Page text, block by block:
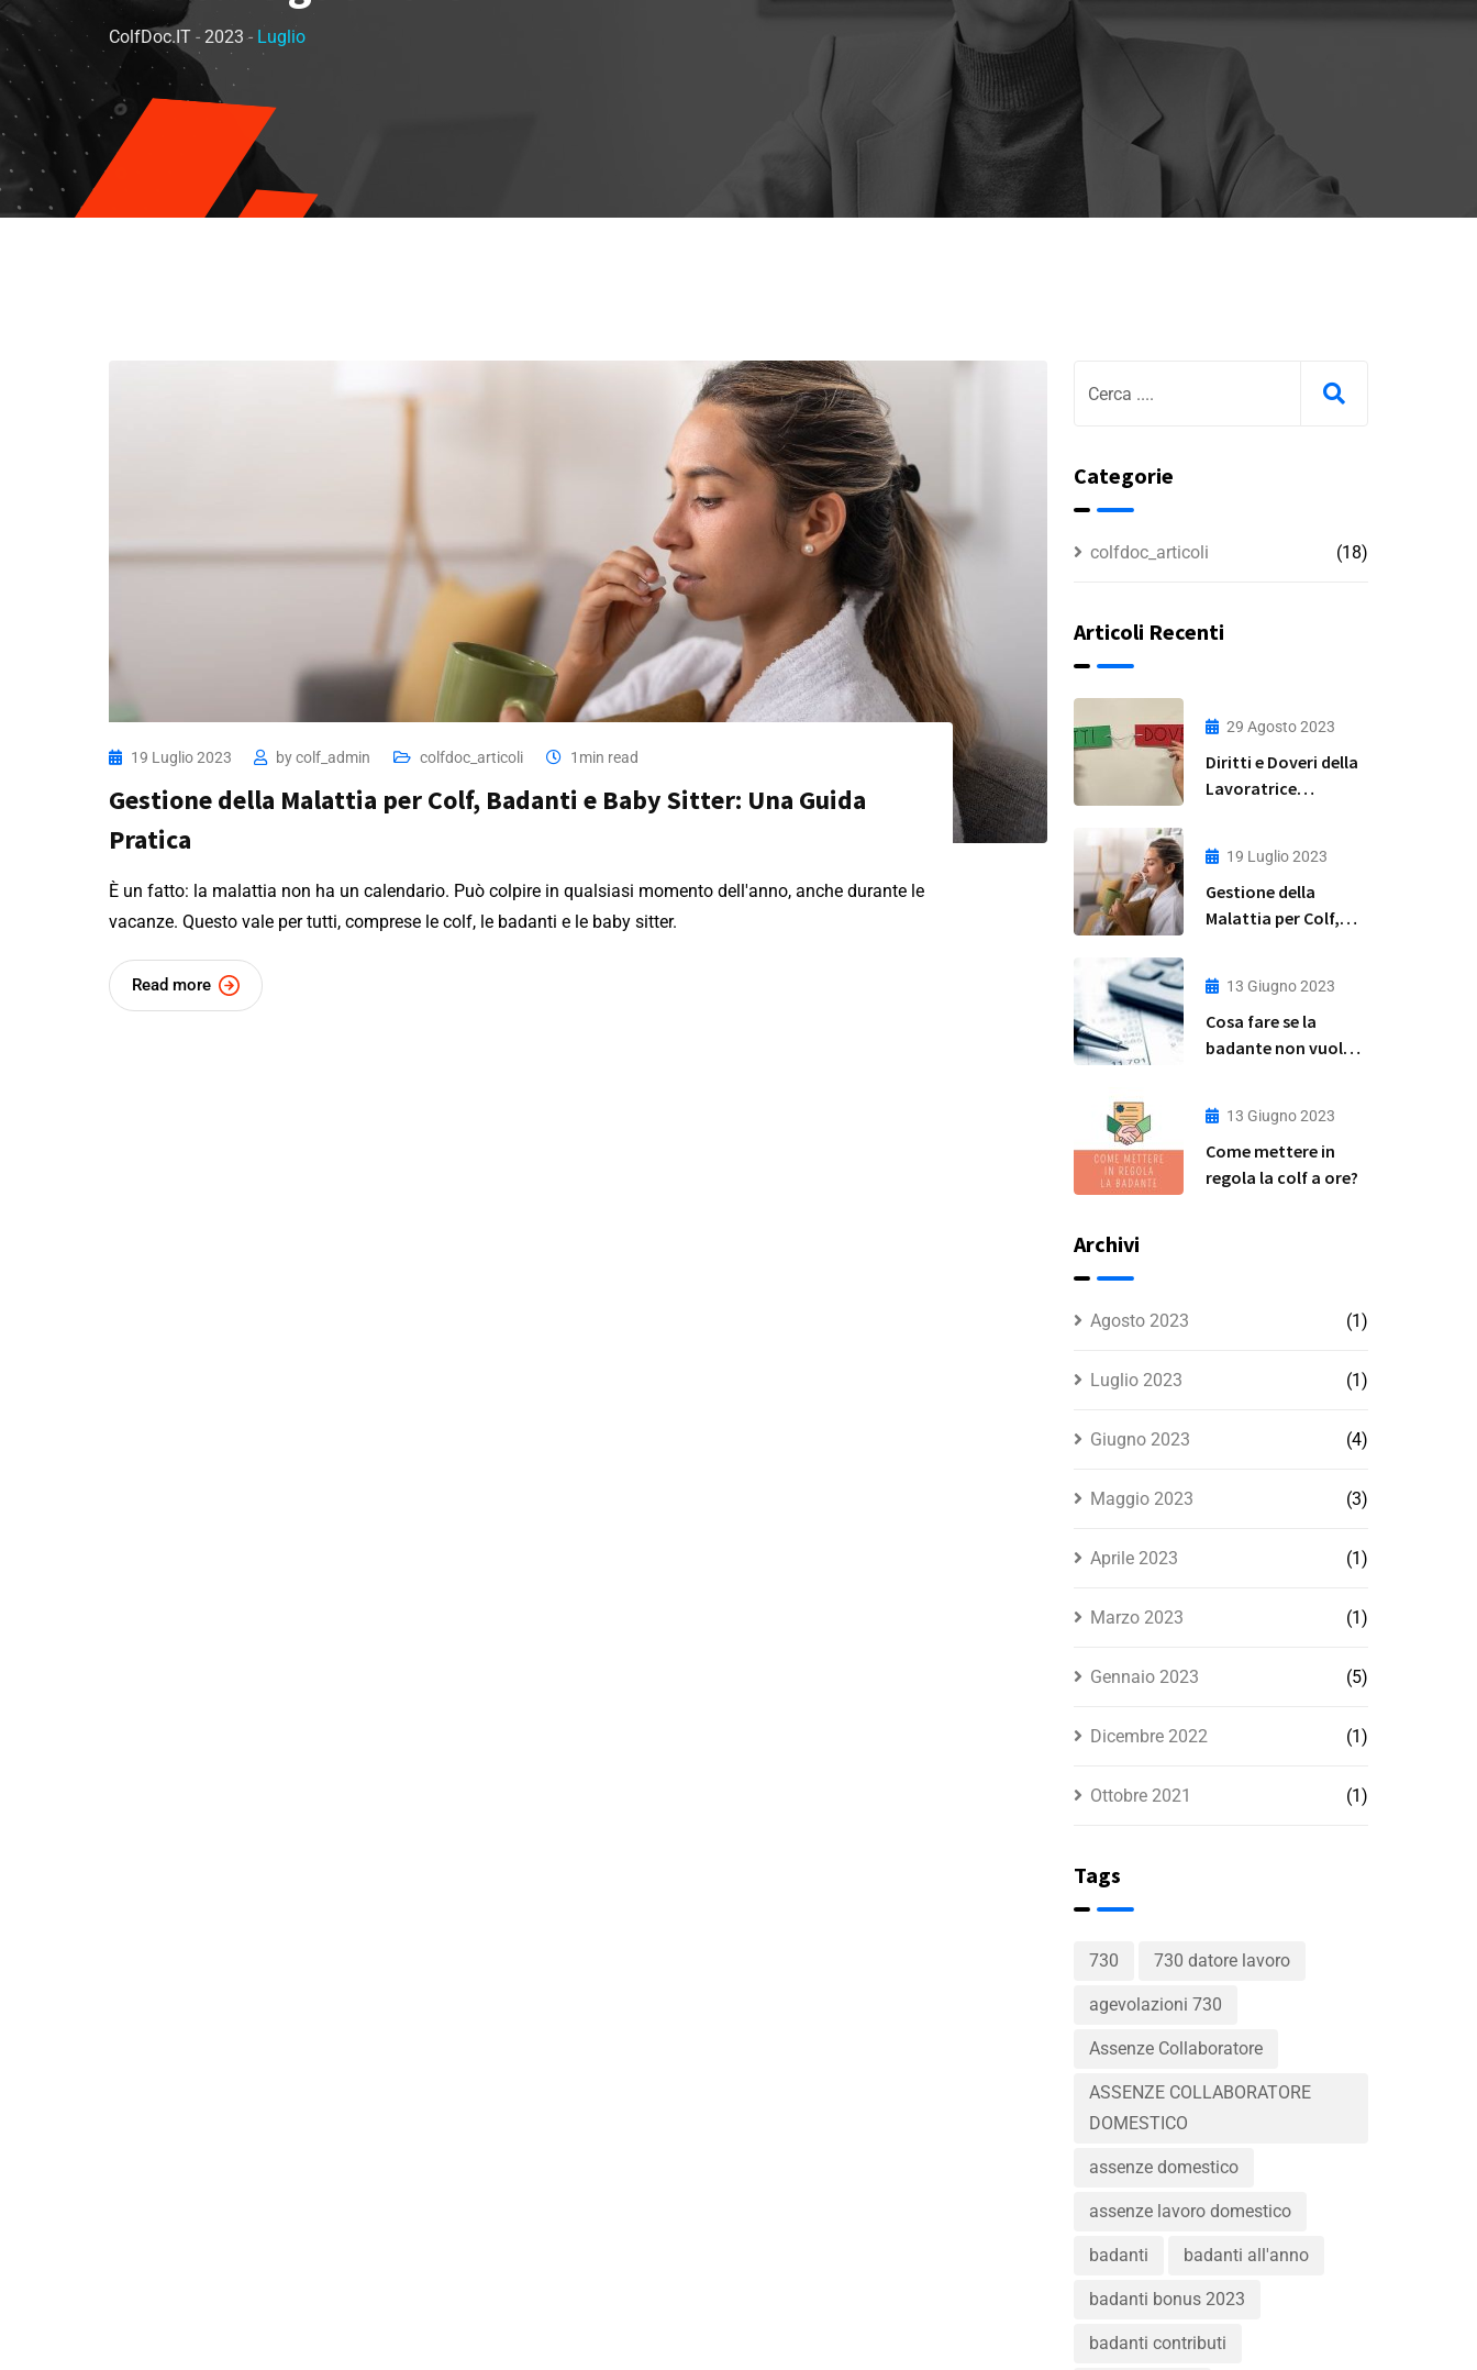
ColfDoc.IT - 2023 - Luglio
19 Luglio 2023 bycolf_admin colfdoc_articoli 1min read
Gestione della Malattia per Colf, Badanti e Baby Sitter: Una Guida
Pratica
È un fatto: la malattia non ha un calendario. Può colpire in qualsiasi momento dell'anno, anche durante le
vacanze. Questo vale per tutti, comprese le colf, le badanti e le baby sitter.
Read more
Categorie
colfdoc_articoli (18)
Articoli Recenti
29 Agosto 2023
Diritti e Doveri della
Lavoratrice
19 Luglio 2023
Gestione della
Malattia per Colf,
Pratica
13 Giugno 2023
Cosa fare se la
badante non vuole
13 Giugno 2023
Come mettere in
regola la colf a ore?
Archivi
Agosto 2023 (1)
Luglio 2023 (1)
Giugno 2023 (4)
Maggio 2023 (3)
Aprile 2023 (1)
Marzo 2023 (1)
Gennaio 2023 (5)
Dicembre 2022 (1)
Ottobre 2021 (1)
Tags
730 730 datore lavoro
agevolazioni 730
Assenze Collaboratore
ASSENZE COLLABORATORE
DOMESTICO
assenze domestico
assenze lavoro domestico
badanti badanti all'anno
badanti bonus 2023
badanti contributi